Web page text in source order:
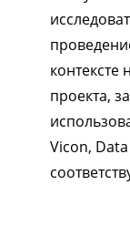
контексте
проекта,
Vicon,